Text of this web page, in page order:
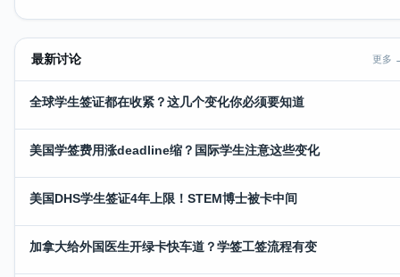
最新讨论 更多
全球学生签证都在收紧？这几个变化你必须要知道
美国学签费用涨deadline缩？国际学生注意这些变化
美国DHS学生签证4年上限！STEM博士被卡中间
加拿大给外国医生开绿卡快车道？学签工签流程有变